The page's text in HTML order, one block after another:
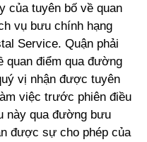
của tuyên bố về quan
vụ bưu chính hạng
Service. Quận phải
quan điểm qua đường
vị nhận được tuyên
việc trước phiên điều
này qua đường bưu
được sự cho phép của